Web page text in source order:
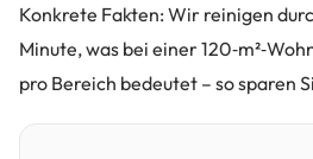
Konkrete Fakten: Wir reinigen
Minute, was bei einer
pro Bereich bedeutet – so sparen